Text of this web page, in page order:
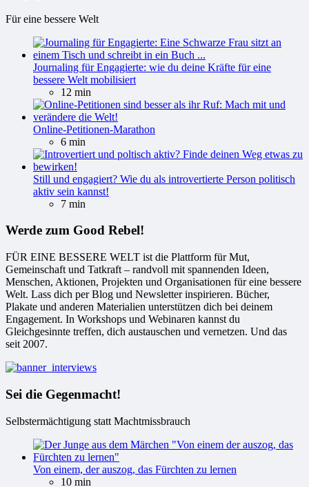
Für eine bessere Welt
Journaling für Engagierte: wie du deine Kräfte für eine
bessere Welt mobilisiert
12 min
Online-Petitionen-Marathon
6 min
Still und engagiert? Wie du als introvertierte Person politisch
aktiv sein kannst!
7 min
Werde zum Good Rebel!
FÜR EINE BESSERE WELT ist die Plattform für Mut,
Gemeinschaft und Tatkraft – randvoll mit spannenden Ideen,
Menschen, Aktionen, Projekten und Organisationen für eine bessere
Welt. Lass dich per Blog und Newsletter inspirieren. Bücher,
Plakate und anderen Materialien unterstützen dich bei deinem
Engagement. In Workshops und Webinaren kannst du
Gleichgesinnte treffen, dich austauschen und vernetzen. Und das
seit 2007.
Sei die Gegenmacht!
Selbstermächtigung statt Machtmissbrauch
Von einem, der auszog, das Fürchten zu lernen
10 min